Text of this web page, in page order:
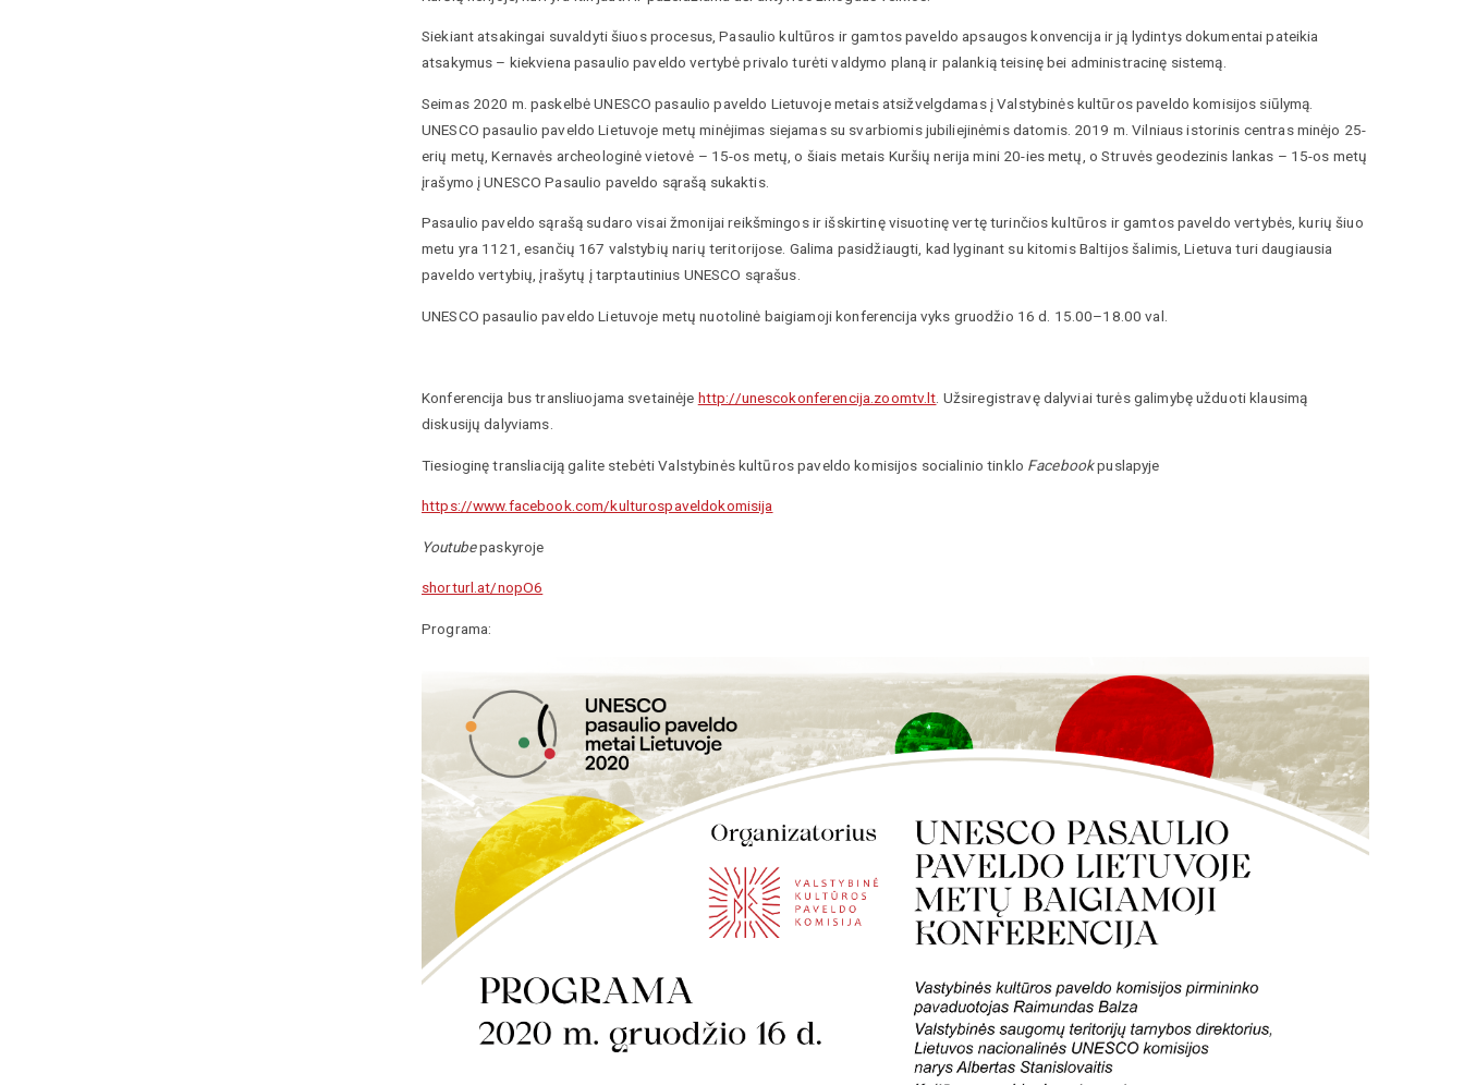
Siekiant atsakingai suvaldyti šiuos procesus, Pasaulio kultūros ir gamtos paveldo apsaugos konvencija ir ją lydintys dokumentai pateikia
atsakymus – kiekviena pasaulio paveldo vertybė privalo turėti valdymo planą ir palankią teisinę bei administracinę sistemą.
Seimas 2020 m. paskelbė UNESCO pasaulio paveldo Lietuvoje metais atsižvelgdamas į Valstybinės kultūros paveldo komisijos siūlymą.
UNESCO pasaulio paveldo Lietuvoje metų minėjimas siejamas su svarbiomis jubiliejinėmis datomis. 2019 m. Vilniaus istorinis centras minėjo 25-
erių metų, Kernavės archeologinė vietovė – 15-os metų, o šiais metais Kuršių nerija mini 20-ies metų, o Struvės geodezinis lankas – 15-os metų
įrašymo į UNESCO Pasaulio paveldo sąrašą sukaktis.
Pasaulio paveldo sąrašą sudaro visai žmonijai reikšmingos ir išskirtinę visuotinę vertę turinčios kultūros ir gamtos paveldo vertybės, kurių šiuo
metu yra 1121, esančių 167 valstybių narių teritorijose. Galima pasidžiaugti, kad lyginant su kitomis Baltijos šalimis, Lietuva turi daugiausia
paveldo vertybių, įrašytų į tarptautinius UNESCO sąrašus.
UNESCO pasaulio paveldo Lietuvoje metų nuotolinė baigiamoji konferencija vyks gruodžio 16 d. 15.00–18.00 val.
Konferencija bus transliuojama svetainėje http://unescokonferencija.zoomtv.lt . Užsiregistravę dalyviai turės galimybę užduoti klausimą
diskusijų dalyviams.
Tiesioginę transliaciją galite stebėti Valstybinės kultūros paveldo komisijos socialinio tinklo Facebookpuslapyje
https://www.facebook.com/kulturospaveldokomisija
Youtubepaskyroje
shorturl.at/nopO6
Programa: